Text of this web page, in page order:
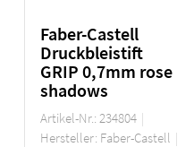
Faber-Castell
Druckbleistift
GRIP 0,7mm rose
shadows
Artikel-Nr.: 234804
Hersteller: Faber-Castell